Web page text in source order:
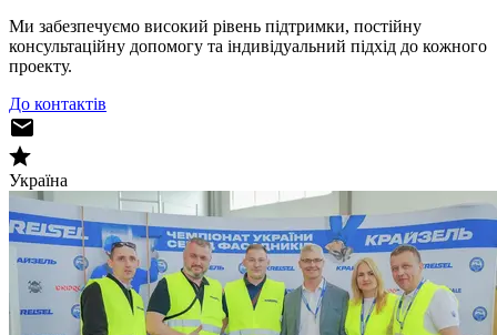
Ми забезпечуємо високий рівень підтримки, постійну
консультаційну допомогу та індивідуальний підхід до кожного
проекту.
До контактів
Україна